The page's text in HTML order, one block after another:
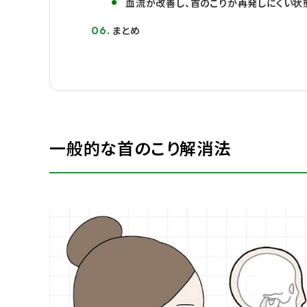
血流が改善し、首のこりが再発しにくい
まとめ
一般的な首のこり解消法